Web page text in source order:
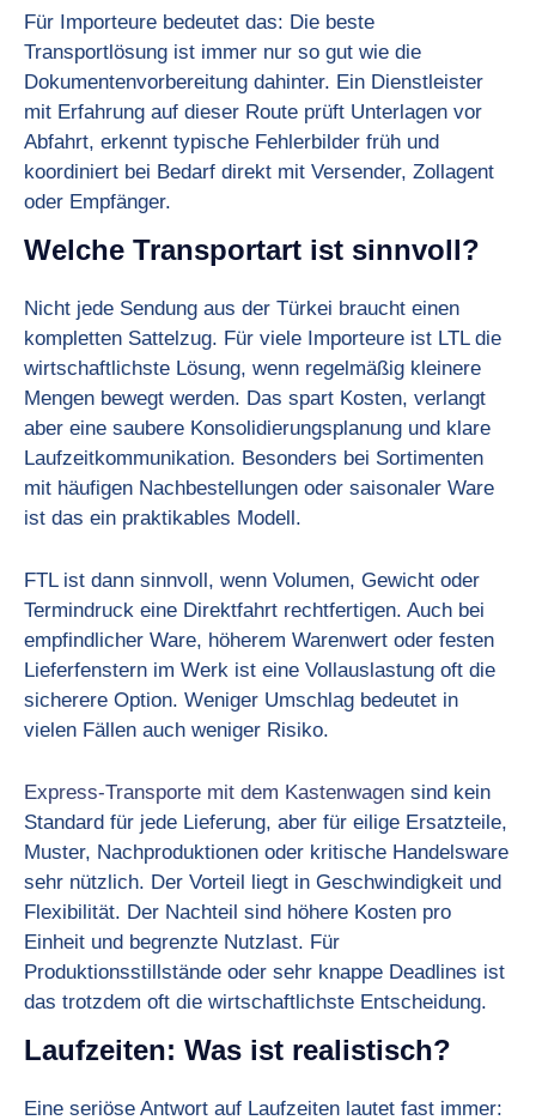
Für Importeure bedeutet das: Die beste
Transportlösung ist immer nur so gut wie die
Dokumentenvorbereitung dahinter. Ein Dienstleister
mit Erfahrung auf dieser Route prüft Unterlagen vor
Abfahrt, erkennt typische Fehlerbilder früh und
koordiniert bei Bedarf direkt mit Versender, Zollagent
oder Empfänger.
Welche Transportart ist sinnvoll?
Nicht jede Sendung aus der Türkei braucht einen
kompletten Sattelzug. Für viele Importeure ist LTL die
wirtschaftlichste Lösung, wenn regelmäßig kleinere
Mengen bewegt werden. Das spart Kosten, verlangt
aber eine saubere Konsolidierungsplanung und klare
Laufzeitkommunikation. Besonders bei Sortimenten
mit häufigen Nachbestellungen oder saisonaler Ware
ist das ein praktikables Modell.
FTL ist dann sinnvoll, wenn Volumen, Gewicht oder
Termindruck eine Direktfahrt rechtfertigen. Auch bei
empfindlicher Ware, höherem Warenwert oder festen
Lieferfenstern im Werk ist eine Vollauslastung oft die
sicherere Option. Weniger Umschlag bedeutet in
vielen Fällen auch weniger Risiko.
Express-Transporte mit dem Kastenwagen sind kein
Standard für jede Lieferung, aber für eilige Ersatzteile,
Muster, Nachproduktionen oder kritische Handelsware
sehr nützlich. Der Vorteil liegt in Geschwindigkeit und
Flexibilität. Der Nachteil sind höhere Kosten pro
Einheit und begrenzte Nutzlast. Für
Produktionsstillstände oder sehr knappe Deadlines ist
das trotzdem oft die wirtschaftlichste Entscheidung.
Laufzeiten: Was ist realistisch?
Eine seriöse Antwort auf Laufzeiten lautet fast immer: